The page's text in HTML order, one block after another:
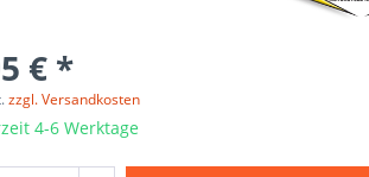
€ *
zzgl. Versandkosten
4-6 Werktage